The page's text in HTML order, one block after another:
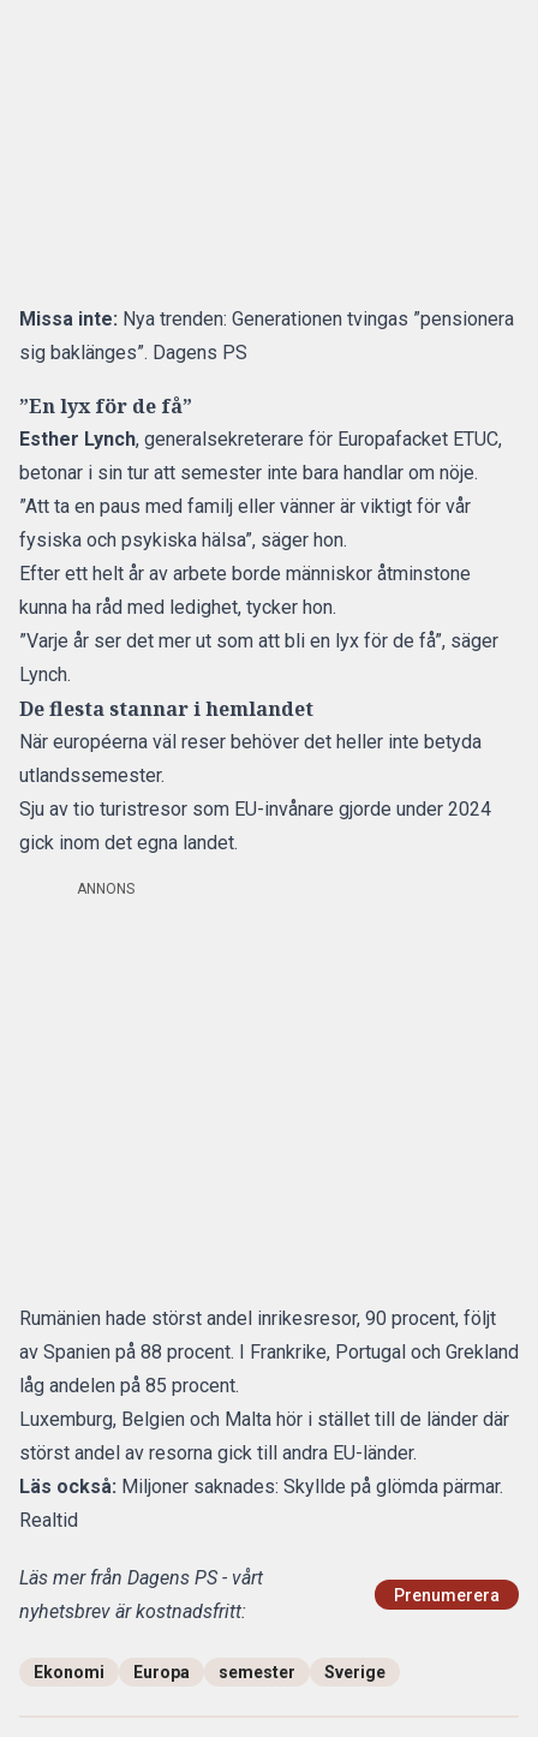
Missa inte: Nya trenden: Generationen tvingas ”pensionera
sig baklänges”. Dagens PS
”En lyx för de få”
Esther Lynch, generalsekreterare för Europafacket ETUC,
betonar i sin tur att semester inte bara handlar om nöje.
”Att ta en paus med familj eller vänner är viktigt för vår
fysiska och psykiska hälsa”, säger hon.
Efter ett helt år av arbete borde människor åtminstone
kunna ha råd med ledighet, tycker hon.
”Varje år ser det mer ut som att bli en lyx för de få”, säger
Lynch.
De flesta stannar i hemlandet
När européerna väl reser behöver det heller inte betyda
utlandssemester.
Sju av tio turistresor som EU-invånare gjorde under 2024
gick inom det egna landet.
ANNONS
Rumänien hade störst andel inrikesresor, 90 procent, följt
av Spanien på 88 procent. I Frankrike, Portugal och Grekland
låg andelen på 85 procent.
Luxemburg, Belgien och Malta hör i stället till de länder där
störst andel av resorna gick till andra EU-länder.
Läs också: Miljoner saknades: Skyllde på glömda pärmar.
Realtid
Läs mer från Dagens PS - vårt
nyhetsbrev är kostnadsfritt:
Prenumerera
Ekonomi Europa semester Sverige